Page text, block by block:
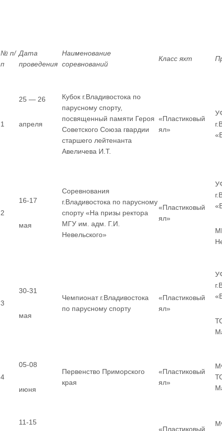
№ п/
п
Дата
проведения
Наименование
соревнований
Класс яхт
1
25 — 26
апреля
Кубок г.Владивостока по
парусному спорту,
посвященный памяти Героя
Советского Союза гвардии
старшего лейтенанта
Авеличева И.Т.
«Пластиковый
ял»
2
16-17
мая
Соревнования
г.Владивостока по парусному
спорту «На призы ректора
МГУ им. адм. Г.И.
Невельского»
«Пластиковый
ял»
3
30-31
мая
Чемпионат г.Владивостока
по парусному спорту
«Пластиковый
ял»
4
05-08
июня
Первенство Приморского
края
«Пластиковый
ял»
11-15
«Пластиковый